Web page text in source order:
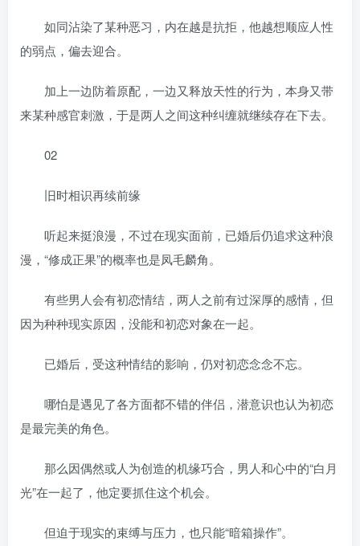
如同沾染了某种恶习，内在越是抗拒，他越想顺应人性
的弱点，偏去迎合。
加上一边防着原配，一边又释放天性的行为，本身又带
来某种感官刺激，于是两人之间这种纠缠就继续存在下去。
02
旧时相识再续前缘
听起来挺浪漫，不过在现实面前，已婚后仍追求这种浪
漫，“修成正果”的概率也是凤毛麟角。
有些男人会有初恋情结，两人之前有过深厚的感情，但
因为种种现实原因，没能和初恋对象在一起。
已婚后，受这种情结的影响，仍对初恋念念不忘。
哪怕是遇见了各方面都不错的伴侣，潜意识也认为初恋
是最完美的角色。
那么因偶然或人为创造的机缘巧合，男人和心中的“白月
光”在一起了，他定要抓住这个机会。
但迫于现实的束缚与压力，也只能“暗箱操作”。